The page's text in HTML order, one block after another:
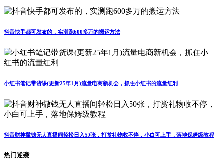
抖音快手都可发布的，实测跑600多万的搬运方法
小红书笔记带货课(更新25年1月)流量电商新机会，抓住小红书的流量红利
抖音财神撒钱无人直播间轻松日入50张，打赏礼物收不停，小白可上手，落地保姆级教程
热门逆袭